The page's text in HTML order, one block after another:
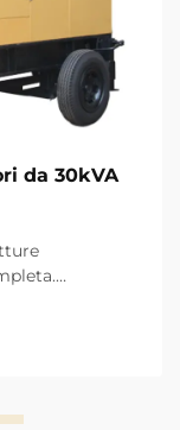
da 30kVA
continua è
Un